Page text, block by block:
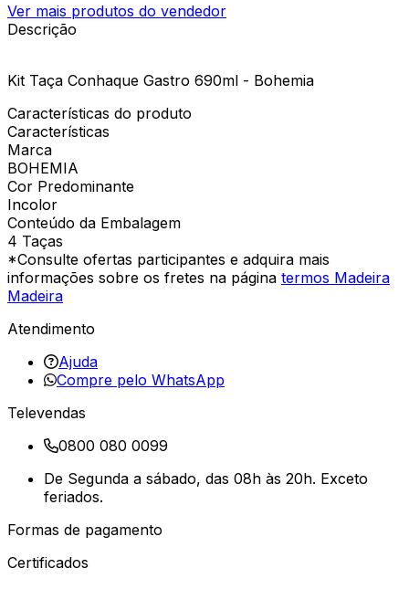
Ver mais produtos do vendedor
Descrição
Kit Taça Conhaque Gastro 690ml - Bohemia
Características do produto
Características
Marca
BOHEMIA
Cor Predominante
Incolor
Conteúdo da Embalagem
4 Taças
*Consulte ofertas participantes e adquira mais
informações sobre os fretes na página termos Madeira
Madeira
Atendimento
Ajuda
Compre pelo WhatsApp
Televendas
0800 080 0099
De Segunda a sábado, das 08h às 20h. Exceto
feriados.
Formas de pagamento
Certificados